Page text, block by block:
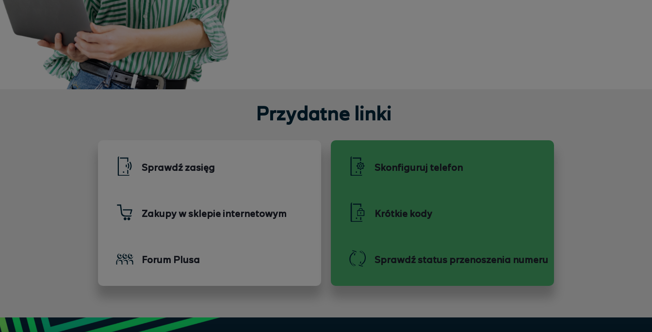
Przydatne linki
Sprawdź zasięg
Zakupy w sklepie internetowym
Forum Plusa
Skonfiguruj telefon
Krótkie kody
Sprawdź status przenoszenia numeru